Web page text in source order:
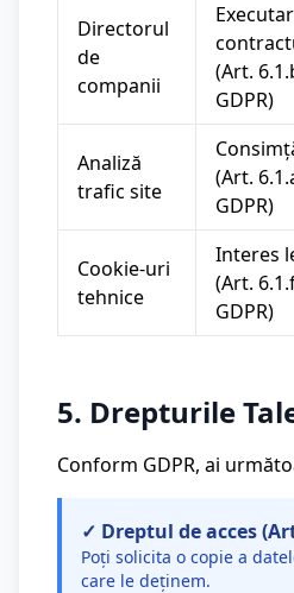
Directorul
de
companii
(Art.
GDPR)
Analiză
trafic site
(Art.
GDPR)
Cookie-uri
tehnice
Interes
(Art.
GDPR)
5. Drepturile
Conform GDPR, ai
✓ Dreptul de acces
Poți solicita o copie a
care le deținem.